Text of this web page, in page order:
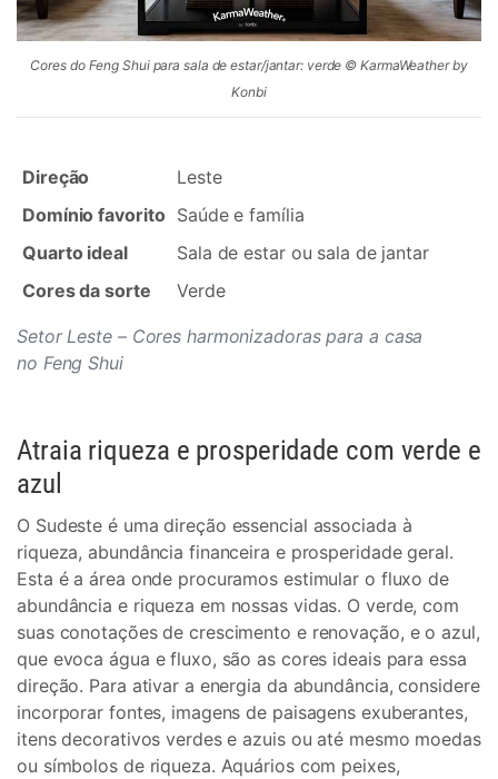
Cores do Feng Shui para sala de estar/jantar: verde © KarmaWeather by
Konbi
Setor Leste – Cores harmonizadoras para a casa
no Feng Shui
Direção
Leste
Domínio favorito Saúde e família
Quarto ideal
Sala de estar ou sala de jantar
Cores da sorte
Verde
Atraia riqueza e prosperidade com verde e
azul
O Sudeste é uma direção essencial associada à
riqueza, abundância financeira e prosperidade geral.
Esta é a área onde procuramos estimular o fluxo de
abundância e riqueza em nossas vidas. O verde, com
suas conotações de crescimento e renovação, e o azul,
que evoca água e fluxo, são as cores ideais para essa
direção. Para ativar a energia da abundância, considere
incorporar fontes, imagens de paisagens exuberantes,
itens decorativos verdes e azuis ou até mesmo moedas
ou símbolos de riqueza. Aquários com peixes,